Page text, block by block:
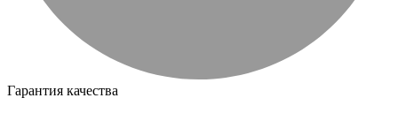
Гарантия качества